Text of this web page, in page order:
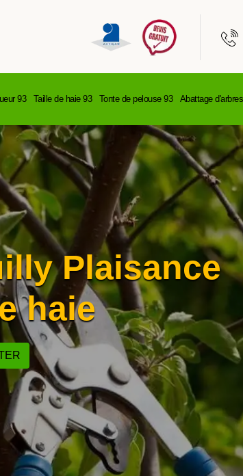
93 Taille de haie 93 Tonte de pelouse 93 Abattage
Plaisance
haie